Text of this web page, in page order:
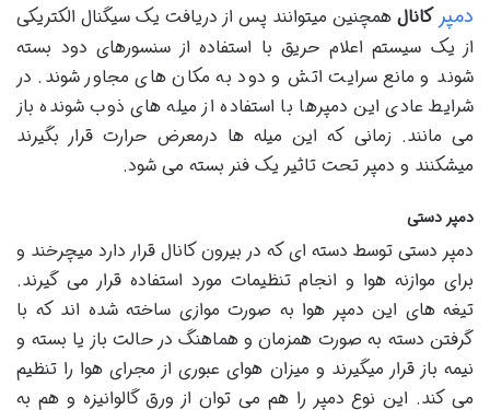
دمپر کانال همچنین میتوانند پس از دریافت یک سیگنال الکتریکی
از یک سیستم اعلام حریق با استفاده از سنسورهای دود بسته
شوند و مانع سرایت اتش و دود به مکان های مجاور شوند. در
شرایط عادی این دمپرها با استفاده از میله های ذوب شونده باز
می مانند. زمانی که این میله ها درمعرض حرارت قرار بگیرند
میشکنند و دمپر تحت تاثیر یک فنر بسته می شود.
دمپر دستی
دمپر دستی توسط دسته ای که در بیرون کانال قرار دارد میچرخند و
برای موازنه هوا و انجام تنظیمات مورد استفاده قرار می گیرند.
تیغه های این دمپر هوا به صورت موازی ساخته شده اند که با
گرفتن دسته به صورت همزمان و هماهنگ در حالت باز یا بسته و
نیمه باز قرار میگیرند و میزان هوای عبوری از مجرای هوا را تنظیم
می کند. این نوع دمپر را هم می توان از ورق گالوانیزه و هم به